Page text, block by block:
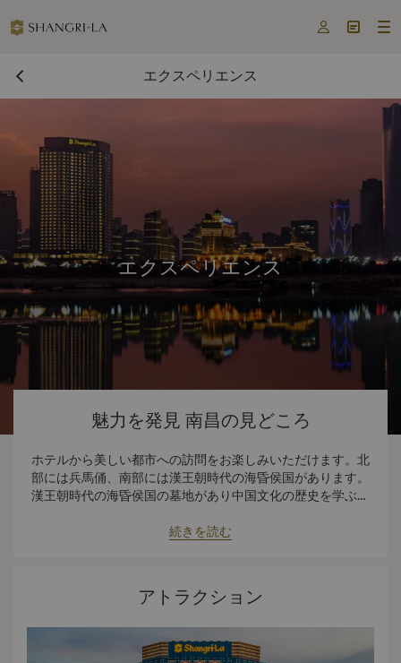
  
エクスペリエンス
エクスペリエンス
魅力を発見 南昌の見どころ
ホテルから美しい都市への訪問をお楽しみいただけます。北
部には兵馬俑、南部には漢王朝時代の海昏侯国があります。
漢王朝時代の海昏侯国の墓地があり中国文化の歴史を学ぶこ
5番目に高い大観覧車である南昌之星は、車で5分の場所にあ
続きを読む
アトラクション